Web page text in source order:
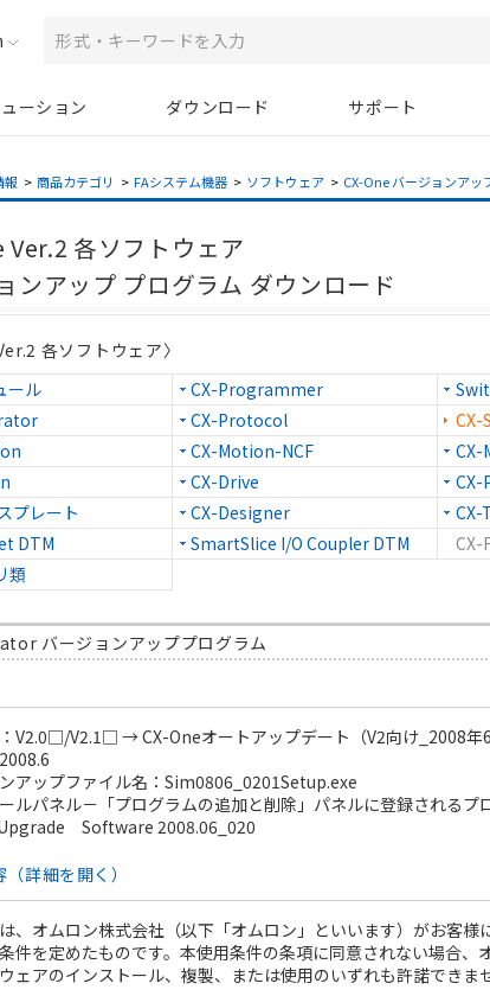
ーション ダウンロード サポート
報 > 商品カテゴリ > FAシステム機器 > ソフトウェア > CX-One バージョンアッ
Ver.2 各ソフトウェア
ンアップ プログラム ダウンロード
各ソフトウェア〉
ール
CX-Programmer
CX-Protocol
CX-Motion-NCF
CX-
CX-Drive
CX-
プレート
CX-Designer
DTM
SmartSlice I/O Coupler DTM
CX-
類
バージョンアッププログラム
V2.0□/V2.1□ → CX-Oneオートアップデート（V2向け_2008年6
アップファイル名：Sim0806_0201Setup.exe
ルパネル－「プログラムの追加と削除」パネルに登録される
Software 2008.06_020
詳細を開く）
、オムロン株式会社（以下「オムロン」といいます）がお客様
件を定めたものです。本使用条件の条項に同意されない場合、
ェアのインストール、複製、または使用のいずれも許諾できま